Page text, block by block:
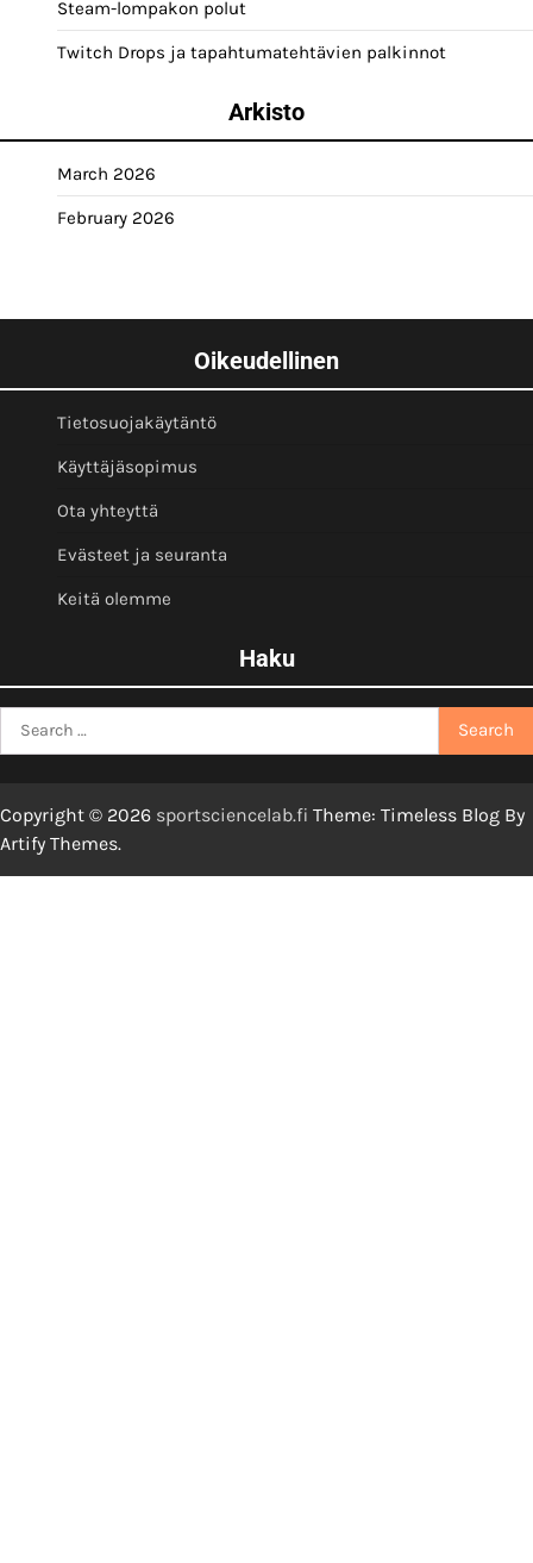
Steam-lompakon polut
Twitch Drops ja tapahtumatehtävien palkinnot
Arkisto
March 2026
February 2026
Oikeudellinen
Tietosuojakäytäntö
Käyttäjäsopimus
Ota yhteyttä
Evästeet ja seuranta
Keitä olemme
Haku
Copyright © 2026 sportsciencelab.fi Theme: Timeless Blog By
Artify Themes.